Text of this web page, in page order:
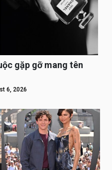
gặp gỡ mang tên
6, 2026